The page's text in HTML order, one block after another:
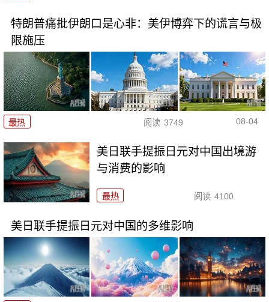
特朗普痛批伊朗口是心非：美伊博弈下的谎言与极
限施压
最热 阅读 3749 08-04
美日联手提振日元对中国出境游
与消费的影响
最热 阅读 4100
美日联手提振日元对中国的多维影响